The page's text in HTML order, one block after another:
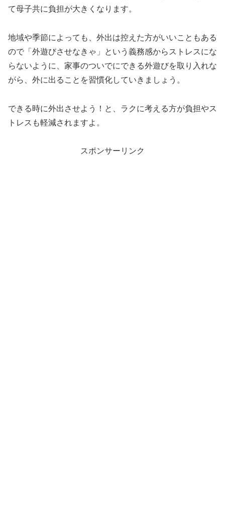
て母子共に負担が大きくなります。
地域や季節によっても、外出は控えた方がいいこともある
ので「外遊びさせなきゃ」という義務感からストレスにな
らないように、家事のついでにできる外遊びを取り入れな
がら、外に出ることを習慣化していきましょう。
できる時に外出させよう！と、ラクに考える方が負担やス
トレスも軽減されますよ。
スポンサーリンク